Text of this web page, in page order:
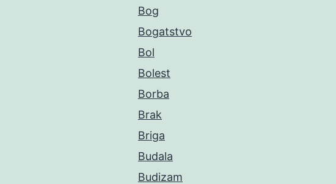
Bog
Bogatstvo
Bol
Bolest
Borba
Brak
Briga
Budala
Budizam